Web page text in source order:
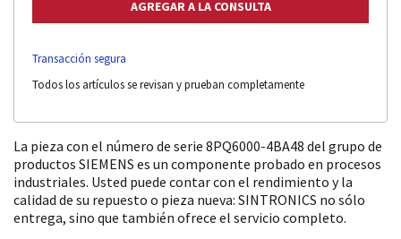
Transacción segura
Todos los artículos se revisan y prueban completamente
La pieza con el número de serie 8PQ6000-4BA48 del grupo de
productos SIEMENS es un componente probado en procesos
industriales. Usted puede contar con el rendimiento y la
calidad de su repuesto o pieza nueva: SINTRONICS no sólo
entrega, sino que también ofrece el servicio completo.